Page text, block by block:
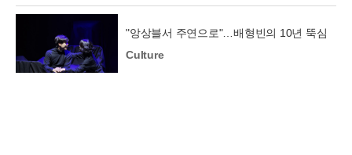
"앙상블서 주연으로"…배형빈의 10년 뚝심
Culture